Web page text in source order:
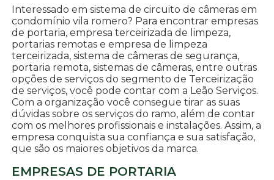
Interessado em sistema de circuito de câmeras em
condomínio vila romero? Para encontrar empresas
de portaria, empresa terceirizada de limpeza,
portarias remotas e empresa de limpeza
terceirizada, sistema de câmeras de segurança,
portaria remota, sistemas de câmeras, entre outras
opções de serviços do segmento de Terceirização
de serviços, você pode contar com a Leão Serviços.
Com a organização você consegue tirar as suas
dúvidas sobre os serviços do ramo, além de contar
com os melhores profissionais e instalações. Assim, a
empresa conquista sua confiança e sua satisfação,
que são os maiores objetivos da marca.
EMPRESAS DE PORTARIA